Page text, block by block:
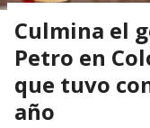
Culmina el
Petro en
que tuvo
año